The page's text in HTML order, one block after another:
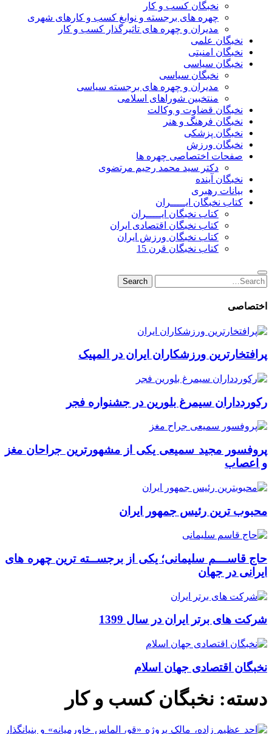
نخبگان کسب و کار
چهره های برجسته و نوابغ کسب و کارهای شهری
مدیران و چهره های تاثیرگذار کسب و کار
نخبگان علمی
نخبگان امنیتی
نخبگان سیاسی
نخبگان سیاسی
مدیران و چهره های برجسته سیاسی
منتخبین شوراهای اسلامی
نخبگان قضاوت و وکالت
نخبگان فرهنگ و هنر
نخبگان پزشکی
نخبگان ورزش
صفحات اختصاصی چهره ها
دکتر سید محمد رحیم مرتضوی
نخبگان آینده
بیانات رهبری
کتاب نخبگان ایـــــران
کتاب نخبگان ایـــــران
کتاب نخبگان اقتصادی ایران
کتاب نخبگان ورزش ایران
کتاب نخبگان قرن 15
Search
for:
Search
اختصاصی
پرافتخارترین ورزشکاران ایران در المپیک
رکوردداران سیمرغ بلورین در جشنواره فجر
پروفسور مجید سمیعی یکی از مشهورترین جراحان مغز
و اعصاب
محبوب ترین رئیس جمهور ایران
حاج قاســـم سلیمانی؛ یکی از برجســته ترین چهره های
ایرانی در جهان
شرکت های برتر ایران در سال 1399
نخبگان اقتصادی جهان اسلام
دسته: نخبگان کسب و کار